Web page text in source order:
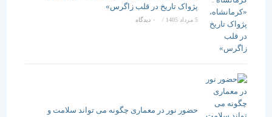
پژواک تاریخ در قلب زاگرس»
5 مرداد 1405 / ۰ دیدگاه
حضور نور در معماری چگونه می تواند سلامت و